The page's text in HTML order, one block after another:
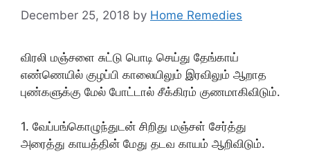
December 25, 2018 by Home Remedies
விரலி மஞ்சளை சுட்டு பொடி செய்து தேங்காய்
எண்ணெயில் குழப்பி காலையிலும் இரவிலும் ஆறாத
புண்களுக்கு மேல் போட்டால் சீக்கிரம் குணமாகிவிடும்.
1. வேப்பங்கொழுந்துடன் சிறிது மஞ்சள் சேர்த்து
அரைத்து காயத்தின் மேது தடவ காயம் ஆறிவிடும்.